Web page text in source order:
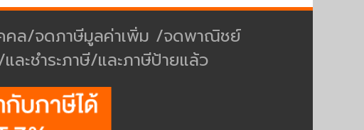
คล/จดภาษีมูลค่าเพิ่ม /จดพาณิชย์
ละชำระภาษี/และภาษีป้ายแล้ว